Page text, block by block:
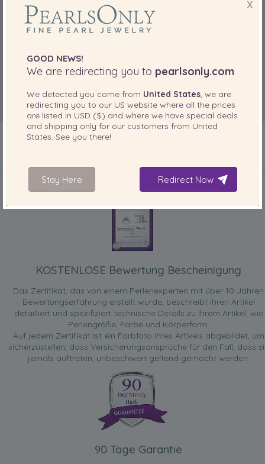
IN IHREM PRODUKT ENTHALTEN
KOSTENLOSE Bewertung Bescheinigung
Das Zertifikat, das von einem Perlenexperten mit über 10 Jahren
Bewertungserfahrung erstellt wurde, beschreibt Ihren Artikel
detailliert und spezifiziert technische Details zu Ihrem Artikel, wie
Perlengröße, Farbe und Körperform.
Auf jedem Zertifikat ist ein Farbfoto Ihres Artikels abgebildet, um
sicherzustellen, dass Versicherungsansprüche für den Fall, dass
jemals auftreten, unbeschwert geltend gemacht werden.
90 Tage Garantie
X
GOOD NEWS!
We are redirecting you to pearlsonly.com
We detected you come from United States , we are
redirecting you to our US website where all the prices
are listed in USD ($) and where we have special deals
and shipping only for our customers from United
States . See you there!
Stay Here Redirect Now